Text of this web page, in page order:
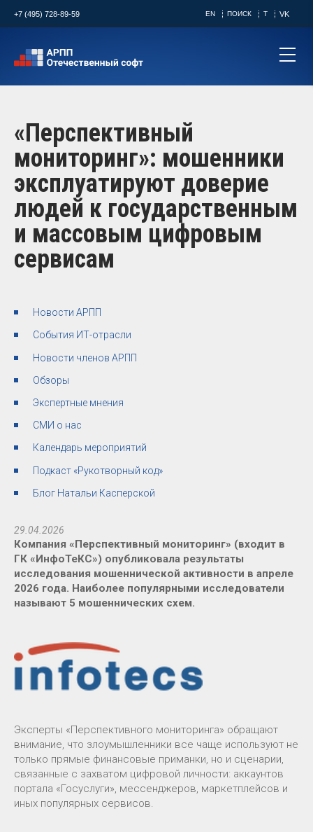
+7 (495) 728-89-59 EN ПОИСК T VK
«Перспективный
мониторинг»: мошенники
эксплуатируют доверие
людей к государственным
и массовым цифровым
сервисам
Новости АРПП
События ИТ-отрасли
Новости членов АРПП
Обзоры
Экспертные мнения
СМИ о нас
Календарь мероприятий
Подкаст «Рукотворный код»
Блог Натальи Касперской
29.04.2026
Компания «Перспективный мониторинг» (входит в
ГК «ИнфоТеКС») опубликовала результаты
исследования мошеннической активности в апреле
2026 года. Наиболее популярными исследователи
называют 5 мошеннических схем.
Эксперты «Перспективного мониторинга» обращают
внимание, что злоумышленники все чаще используют не
только прямые финансовые приманки, но и сценарии,
связанные с захватом цифровой личности: аккаунтов
портала «Госуслуги», мессенджеров, маркетплейсов и
иных популярных сервисов.